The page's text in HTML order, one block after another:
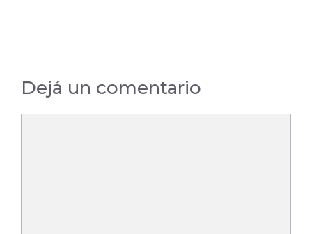
Dejá un comentario